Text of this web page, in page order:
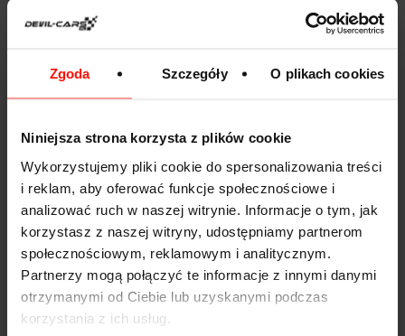
Zgoda Szczegóły O plikach cookies
Niniejsza strona korzysta z plików cookie
Wykorzystujemy pliki cookie do spersonalizowania treści
i reklam, aby oferować funkcje społecznościowe i
analizować ruch w naszej witrynie. Informacje o tym, jak
korzystasz z naszej witryny, udostępniamy partnerom
społecznościowym, reklamowym i analitycznym.
Partnerzy mogą połączyć te informacje z innymi danymi
otrzymanymi od Ciebie lub uzyskanymi podczas
korzystania z ich usług.
Lexus IS200 to japońska limuzyna oferująca napęd na
moc. W Japonii występowała również pod nazwą Toyota
Altezza. Najlepiej zdecydować się na słabszą wersję
montowany był tylko automat. W tej pierwszej pod
litrów i mocy 150 KM. Szukając Lexusa IS200 warto
zainteresować się wersją sport, oferującą fabryczny
dyferencjał o zwiększonym tarciu.
Można też poszukać (choć będzie trudniej) wyższego
modelu IS300 ze słynnymwolnossącym silnikiem 2JZ o
pojemności 3 litrów i mocy 210 KM. Warto podkreślić, że
ten silnik jest podany na modyfikacje.